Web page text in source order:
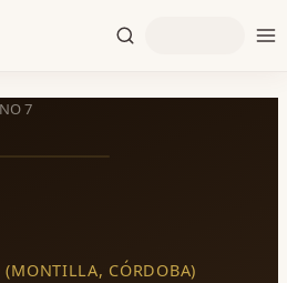
7
(MONTILLA, CÓRDOBA)